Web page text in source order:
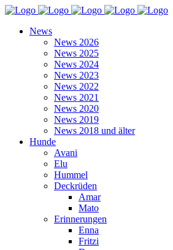
News
News 2026
News 2025
News 2024
News 2023
News 2022
News 2021
News 2020
News 2019
News 2018 und älter
Hunde
Avani
Elu
Hummel
Deckrüden
Amar
Mato
Erinnerungen
Enna
Fritzi